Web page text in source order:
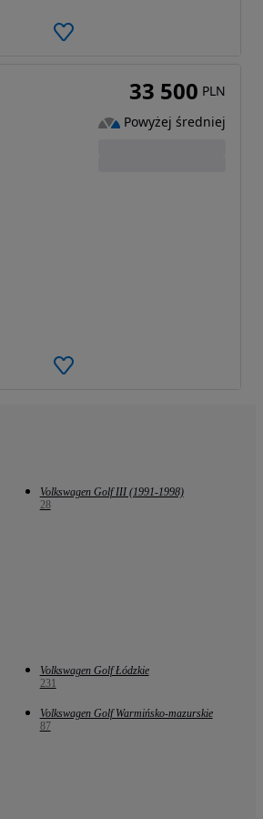
33 500 PLN
Powyżej średniej
Volkswagen Golf III (1991-1998)
28
Volkswagen Golf Łódzkie
231
Volkswagen Golf Warmińsko-mazurskie
87